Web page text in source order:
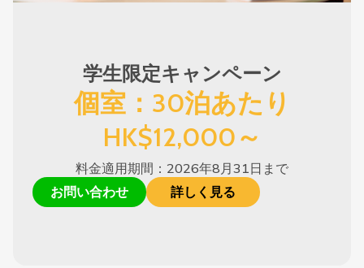
学生限定キャンペーン
個室：30泊あたり
HK$12,000～
料金適用期間：2026年8月31日まで
お問い合わせ 詳しく見る